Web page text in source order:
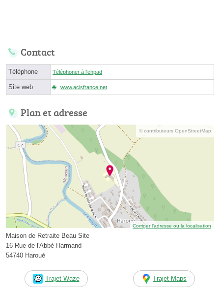
Contact
Téléphone Téléphoner à l'ehpad
Site web www.acisfrance.net
Plan et adresse
© contributeurs OpenStreetMap
Corriger l’adresse ou la localisation
Maison de Retraite Beau Site
16 Rue de l'Abbé Harmand
54740 Haroué
Trajet Waze Trajet Maps